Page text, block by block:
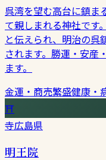
呉湾を望む高台に鎮ま
て親しまれる神社です
と伝えられ、明治の呉
されます。勝運・安産
ます。
金運・商売繁盛健康・
⛩
寺広島県
明王院